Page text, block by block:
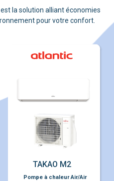
Pompe à chaleur Air/Air